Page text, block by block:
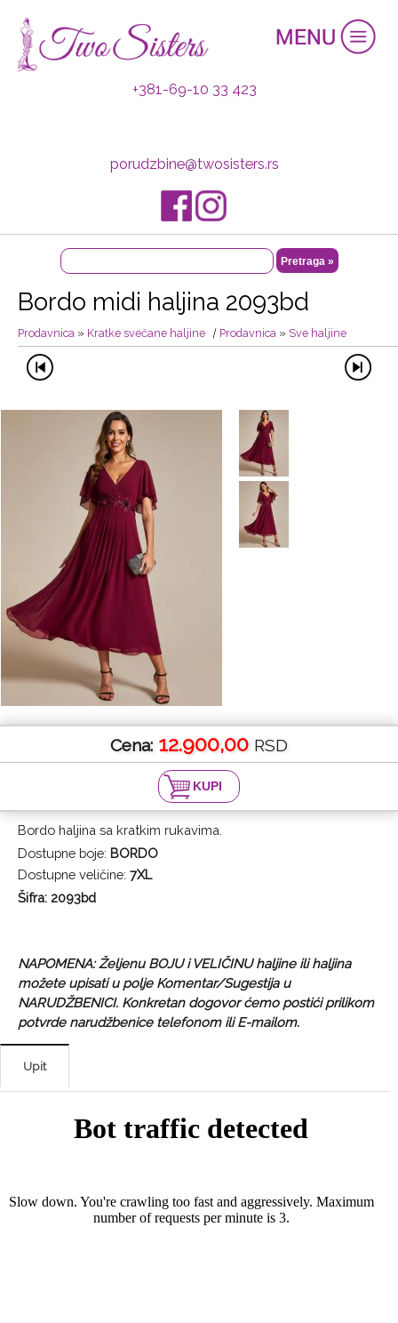
+381-69-10 33 423
porudzbine@twosisters.rs
Bordo midi haljina 2093bd
Prodavnica » Kratke svečane haljine | Prodavnica » Sve haljine
Cena: 12.900,00 RSD
Bordo haljina sa kratkim rukavima.
Dostupne boje: BORDO
Dostupne veličine: 7XL
Šifra: 2093bd
NAPOMENA: Željenu BOJU i VELIČINU haljine ili haljina
možete upisati u polje Komentar/Sugestija u
NARUDŽBENICI. Konkretan dogovor ćemo postići prilikom
potvrde narudžbenice telefonom ili E-mailom.
Upit